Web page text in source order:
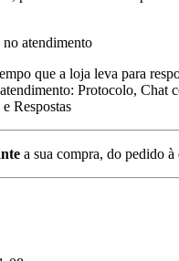
atendimento
que a loja leva para
Protocolo, Chat
Respostas
a sua compra, do pedido à